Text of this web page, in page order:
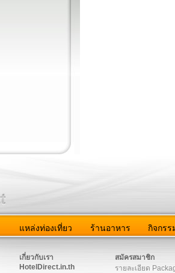
แหล่งท่องเที่ยว ร้านอาหาร กิจกรร
เกี่ยวกับเรา
HotelDirect.in.th
สมัครสมาชิก
รายละเอียด